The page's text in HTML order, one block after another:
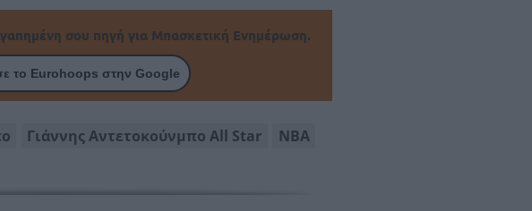
σου πηγή για Μπασκετική Ενημέρωση.
το Eurohoops στην Google
Γιάννης Αντετοκούνμπο All Star ΝΒΑ